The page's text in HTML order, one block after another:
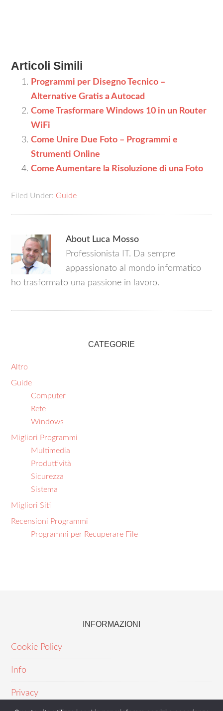
Articoli Simili
Programmi per Disegno Tecnico –
Alternative Gratis a Autocad
Come Trasformare Windows 10 in un Router
WiFi
Come Unire Due Foto – Programmi e
Strumenti Online
Come Aumentare la Risoluzione di una Foto
Filed Under: Guide
About Luca Mosso
Professionista IT. Da sempre
appassionato al mondo informatico
ho trasformato una passione in lavoro.
CATEGORIE
Altro
Guide
Computer
Rete
Windows
Migliori Programmi
Multimedia
Produttività
Sicurezza
Sistema
Migliori Siti
Recensioni Programmi
Programmi per Recuperare File
INFORMAZIONI
Cookie Policy
Info
Privacy